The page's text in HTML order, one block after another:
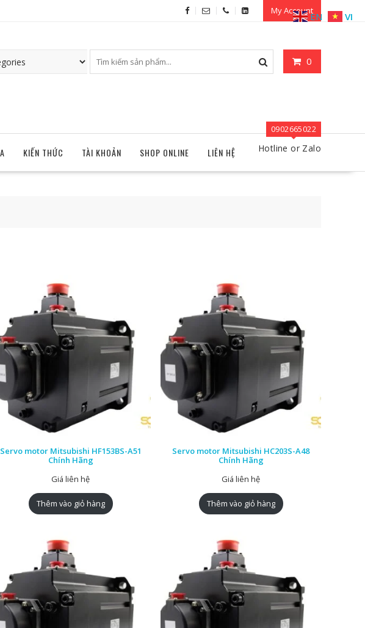
My Account
0
KIẾN THỨC TÀI KHOẢN SHOP ONLINE LIÊN HỆ
0902665022
Hotline or Zalo
Servo motor Mitsubishi HF153BS-A51
Chính Hãng
Giá liên hệ
Thêm vào giỏ hàng
Servo motor Mitsubishi HC203S-A48
Chính Hãng
Giá liên hệ
Thêm vào giỏ hàng
EN VI